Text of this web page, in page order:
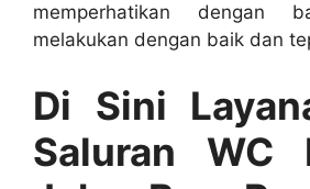
memperhatikan dеngаn
melakukan dеngаn baik dаn
Di Sіnі
Saluran WC